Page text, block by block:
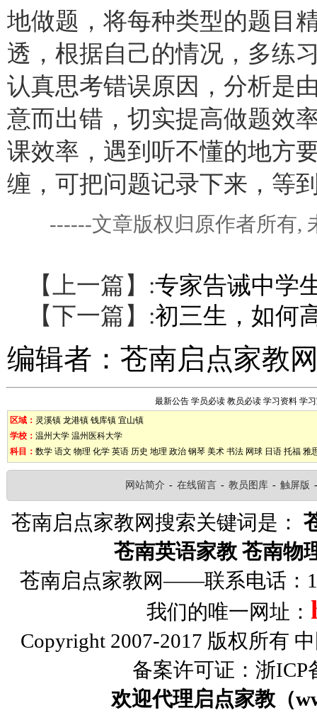
地做题，将每种类型的题目
透，根据自己的情况，多练
认真思考错误原因，分析是
意而出错，切实提高做题效
课效率，遇到听不懂的地方
缠，可把问题记录下来，等
------文章版权归原作者所有,
【上一篇】:专家告诫中学
【下一篇】:初三生，如何
编辑者： 苍南启点家教
最新公告 学员必读 教员必读 学习资料 学
区域： 灵溪镇 龙港镇 钱库镇 宜山镇
学校： 温州大学 温州医科大学
科目： 数学 语文 物理 化学 英语 历史 地理 政治 钢琴 美术 书法 网球 日语 托福 雅
网站简介 - 在线留言 - 教员图库 - 触屏版
苍南启点家教网搜索关键词是：
苍南英语家教 苍南物
苍南启点家教网——联系电话
我们的唯一网址：
Copyright 2007-2017 版权所有
备案许可证：浙ICP
欢迎代理启点家教（